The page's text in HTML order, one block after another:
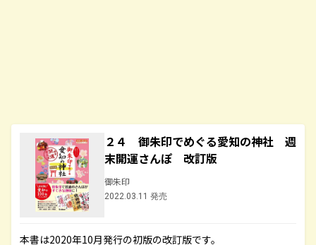
２４ 御朱印でめぐる愛知の神社 週
末開運さんぽ 改訂版
御朱印
2022.03.11 発売
本書は2020年10月発行の初版の改訂版です。